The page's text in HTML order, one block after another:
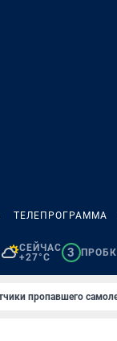
ТЕЛЕПРОГРАММА
СЕЙЧАС
+27°C
3
пропавшего